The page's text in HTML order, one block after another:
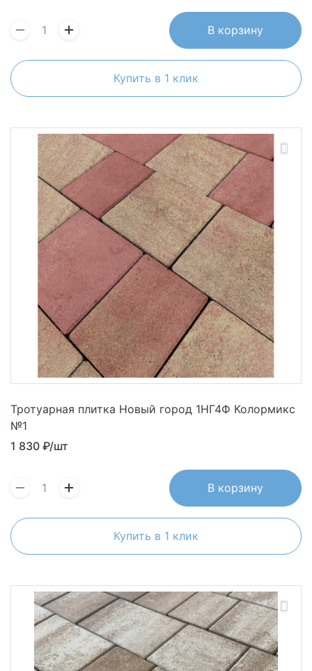
В корзину
Купить в 1 клик
Тротуарная плитка Новый город 1НГ4Ф Колормикс
№1
1 830 ₽/шт
В корзину
Купить в 1 клик